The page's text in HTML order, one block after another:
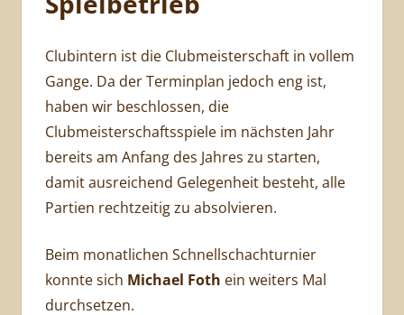
Clubintern ist die Clubmeisterschaft in vollem
Gange. Da der Terminplan jedoch eng ist,
haben wir beschlossen, die
Clubmeisterschaftsspiele im nächsten Jahr
bereits am Anfang des Jahres zu starten,
damit ausreichend Gelegenheit besteht, alle
Partien rechtzeitig zu absolvieren.
Beim monatlichen Schnellschachturnier
konnte sich Michael Foth ein weiters Mal
durchsetzen.